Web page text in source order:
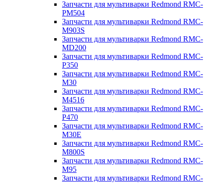
Запчасти для мультиварки Redmond RMC-
PM504
Запчасти для мультиварки Redmond RMC-
M903S
Запчасти для мультиварки Redmond RMC-
MD200
Запчасти для мультиварки Redmond RMC-
P350
Запчасти для мультиварки Redmond RMC-
M30
Запчасти для мультиварки Redmond RMC-
M4516
Запчасти для мультиварки Redmond RMC-
P470
Запчасти для мультиварки Redmond RMC-
M30E
Запчасти для мультиварки Redmond RMC-
M800S
Запчасти для мультиварки Redmond RMC-
M95
Запчасти для мультиварки Redmond RMC-